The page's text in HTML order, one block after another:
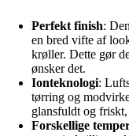
Perfekt finish:
en bred vifte af
krøller. Dette gør
ønsker det.
Ionteknologi:
tørring og
glansfuldt og
Forskellige